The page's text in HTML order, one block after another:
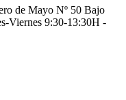
de Mayo Nº 50 Bajo
Viernes 9:30-13:30H -